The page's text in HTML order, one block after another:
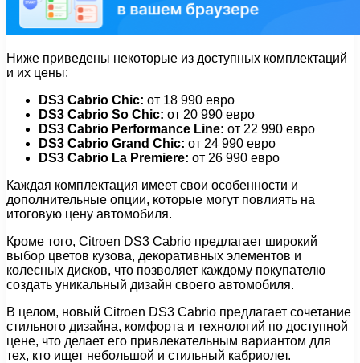
Ниже приведены некоторые из доступных комплектаций
и их цены:
DS3 Cabrio Chic: от 18 990 евро
DS3 Cabrio So Chic: от 20 990 евро
DS3 Cabrio Performance Line: от 22 990 евро
DS3 Cabrio Grand Chic: от 24 990 евро
DS3 Cabrio La Premiere: от 26 990 евро
Каждая комплектация имеет свои особенности и
дополнительные опции, которые могут повлиять на
итоговую цену автомобиля.
Кроме того, Citroen DS3 Cabrio предлагает широкий
выбор цветов кузова, декоративных элементов и
колесных дисков, что позволяет каждому покупателю
создать уникальный дизайн своего автомобиля.
В целом, новый Citroen DS3 Cabrio предлагает сочетание
стильного дизайна, комфорта и технологий по доступной
цене, что делает его привлекательным вариантом для
тех, кто ищет небольшой и стильный кабриолет.